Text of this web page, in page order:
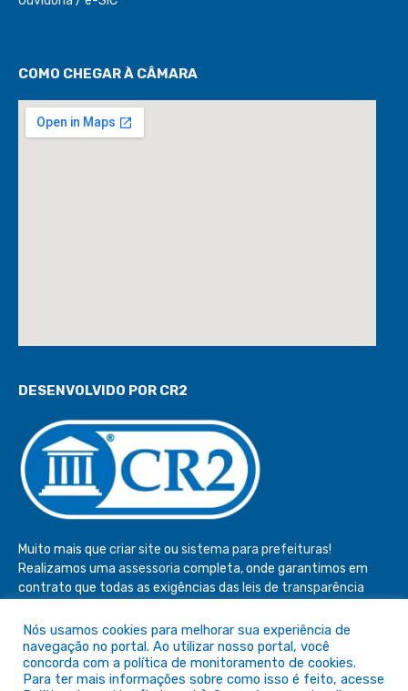
COMO CHEGAR À CÂMARA
DESENVOLVIDO POR CR2
Muito mais que criar site ou sistema para prefeituras!
Realizamos uma assessoria completa, onde garantimos em
contrato que todas as exigências das leis de transparência
Conheça oPNTPe oRadar da Transparência Pública
Nós usamos cookies para melhorar sua experiência de
navegação no portal. Ao utilizar nosso portal, você
concorda com a política de monitoramento de cookies.
Para ter mais informações sobre como isso é feito, acesse